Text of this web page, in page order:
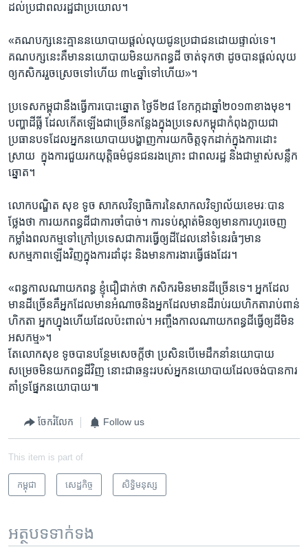
ដល់​ប្រជាពលរដ្ឋ​ជា​ប្រយោល។​
«គណបក្ស​នេះ​គ្មាន​នយោបាយ​ផ្តល់​លុយជូន​ប្រជាជន​ដោយ​ផ្ទាល់​ទេ។​
គណបក្ស​នេះ​គឺមាន​នយោបាយ​មិនយក​ពន្ធដី ​ចាត់ទុក​ថា ​ដូច​បាន​ផ្តល់​លុយ​
ឲ្យ​កសិករ​រួច​ស្រេច​ទៅ​ហើយ​ ៣៤​ឆ្នាំ​ទៅ​ហើយ»។​
ប្រទេស​កម្ពុជា​នឹង​ធ្វើការ​បោះឆ្នោត​ ថ្ងៃទី​២៨​ ខែ​កក្កដាឆ្នាំ​២០១៣​ខាងមុខ។
បញ្ហា​ដីធ្លី​ ដែល​កើត​ឡើង​ជាច្រើន​កន្លែង​ក្នុង​ប្រទេស​កម្ពុជា​កំពុង​ក្លាយ​ជា​
ប្រធាន​បទ​ដែល​អ្នក​នយោបាយ​បង្ហាញ​ការ​យក​ចិត្ត​ទុកដាក់​ក្នុងការ​ដោះ
ស្រាយ ​ ក្នុង​ការ​ជួយ​រកយុត្តិធម៌​ជូន​ជន​រងគ្រោះ ​ជាពលរដ្ឋ​ និង​ជា​ម្ចាស់​សន្លឹក​
ឆ្នោត។​
លោក​បណ្ឌិត ​សុខ ទូច ​សាកលវិទ្យាធិការ​នៃ​សាកល​វិទ្យាល័យ​ខេមរៈ​បាន​
ថ្លែង​ថា​ ការ​យក​ពន្ធដី​ជាការ​ចាំបាច់។ ​ការ​ទប់ស្កាត់​មិន​ឲ្យ​មានការ​ហូរ​ចេញ​
កម្លាំង​ពលកម្ម​ទៅ​ក្រៅប្រទេសជាការ​ធ្វើឲ្យ​ដីដែល​នៅ​ទំនេរ​ធំៗ​មាន​
សកម្មភាព​ឡើង​វិញ​ក្នុង​ការ​ដាំដុះ​ និង​មាន​ការងារ​ធ្វើផង​ដែរ។
«ពន្ធ​កាលណា​យកពន្ធ​ ខ្ញុំជឿ​ជាក់​ថា ​កសិករ​មិន​មាន​ដីច្រើន​ទេ។​ អ្នកដែល​
មាន​ដី​ច្រើន​គឺអ្នក​ដែល​មាន​អំណាច​និងអ្នក​ដែល​មាន​ដីរាប់រយ​ហិកតា​រាប់ពាន់​
ហិកតា​ អ្នក​ហ្នុង​ហើយ​ដែល​ប៉ះពាល់។​ អញ្ចឹង​កាលណា​យក​ពន្ធដី​ធ្វើ​ឲ្យ​ដី​មិន​
អសកម្ម»។​
តែលោកសុខ ទូច​បាន​បន្ថែម​សេចក្តី​ថា ​ប្រសិន​បើ​មេដឹកនាំ​នយោបាយ​
សម្រេច​មិន​យក​ពន្ធ​ដី​វិញ​ នោះ​ជា​ឆន្ទះ​របស់អ្នក​នយោបាយ​ដែល​ចង់​បាន​ការ​
គាំទ្រ​ផ្នែក​នយោបាយ៕
ចែករំលែក Follow us
This item is part of
កម្ពុជា សេដ្ឋកិច្ច សិទ្ធិ​មនុស្ស
អត្ថបទ​ទាក់ទង